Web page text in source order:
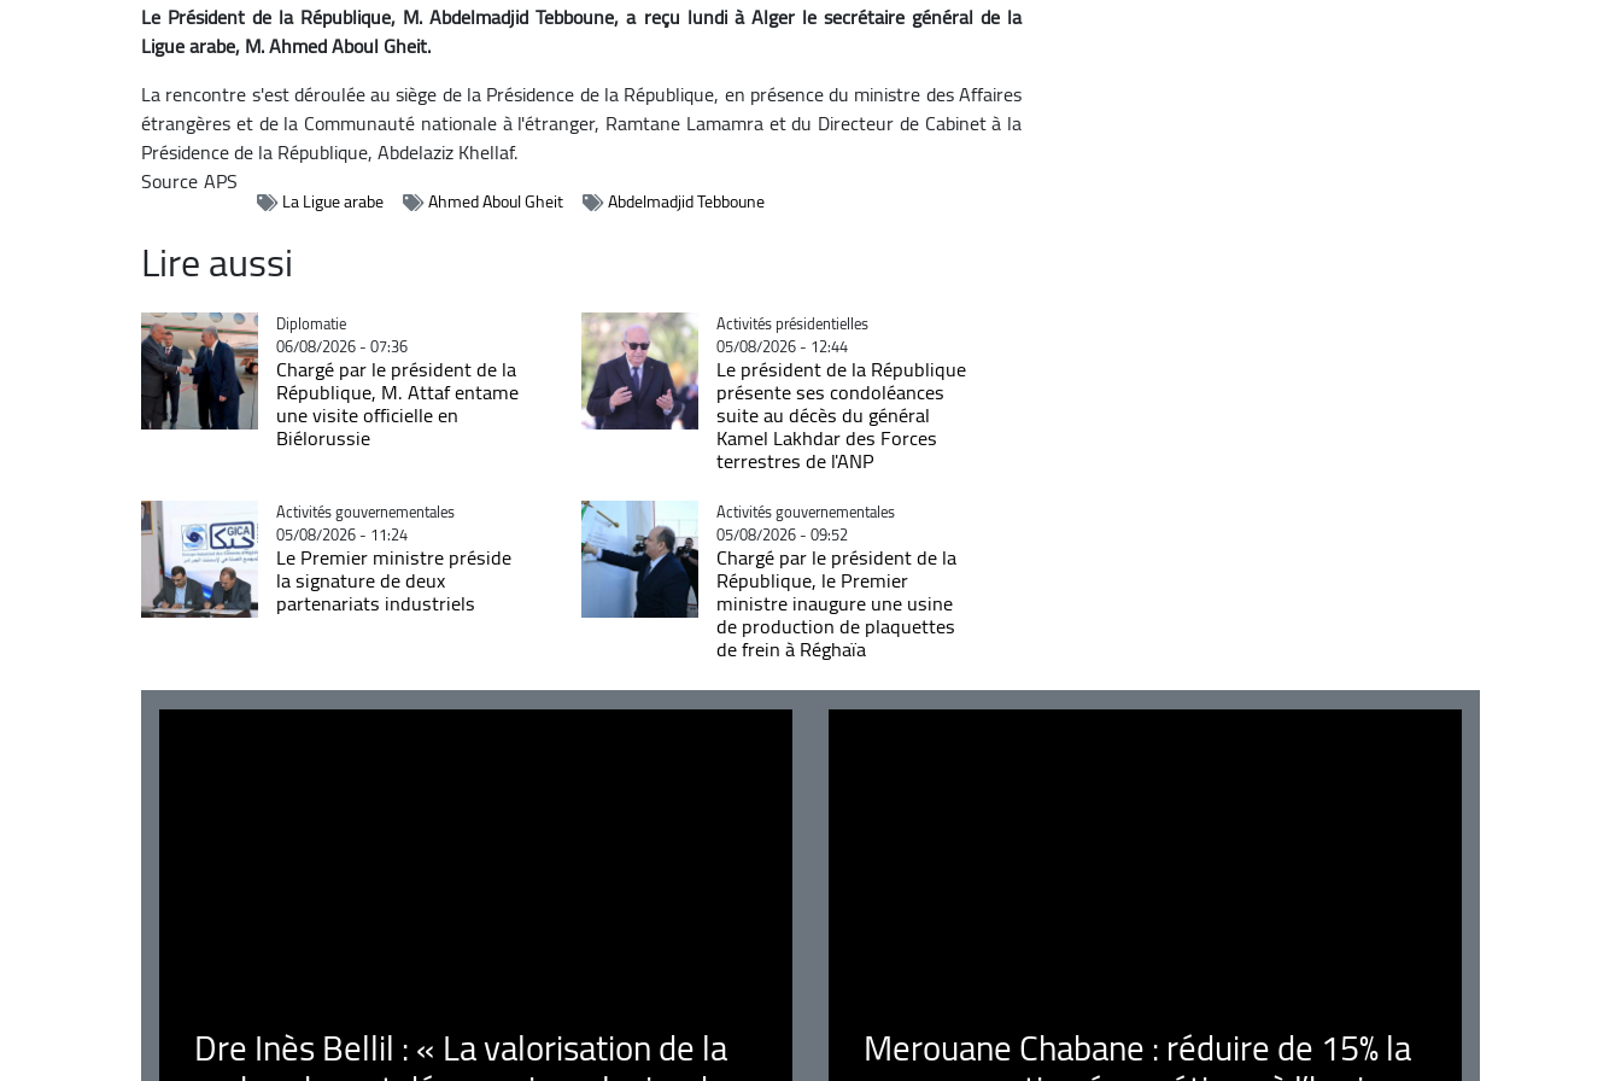
Le Président de la République, M. Abdelmadjid Tebboune, a reçu lundi à Alger le secrétaire général de la
Ligue arabe, M. Ahmed Aboul Gheit.
La rencontre s'est déroulée au siège de la Présidence de la République, en présence du ministre des Affaires
étrangères et de la Communauté nationale à l'étranger, Ramtane Lamamra et du Directeur de Cabinet à la
Présidence de la République, Abdelaziz Khellaf.
SourceAPS
La Ligue arabe Ahmed Aboul Gheit Abdelmadjid Tebboune
Lire aussi
Catégorie
Diplomatie
06/08/2026 - 07:36
Chargé par le président de la
République, M. Attaf entame
une visite officielle en
Biélorussie
Catégorie
Activités présidentielles
05/08/2026 - 12:44
Le président de la République
présente ses condoléances
suite au décès du général
Kamel Lakhdar des Forces
terrestres de l'ANP
Catégorie
Activités gouvernementales
05/08/2026 - 11:24
Le Premier ministre préside
la signature de deux
partenariats industriels
Catégorie
Activités gouvernementales
05/08/2026 - 09:52
Chargé par le président de la
République, le Premier
ministre inaugure une usine
de production de plaquettes
de frein à Réghaïa
Dre Inès Bellil : « La valorisation de la Merouane Chabane : réduire de 15% la